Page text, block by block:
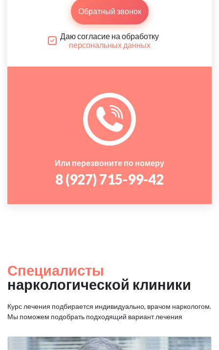
Обратный звонок
Даю согласие на обработку
персональных данных
Или перезвоните по номеру
8 (927) 715-99-42
Специалисты
наркологической клиники
Курс лечения подбирается индивидуально, врачом наркологом.
Мы поможем подобрать подходящий вариант лечения